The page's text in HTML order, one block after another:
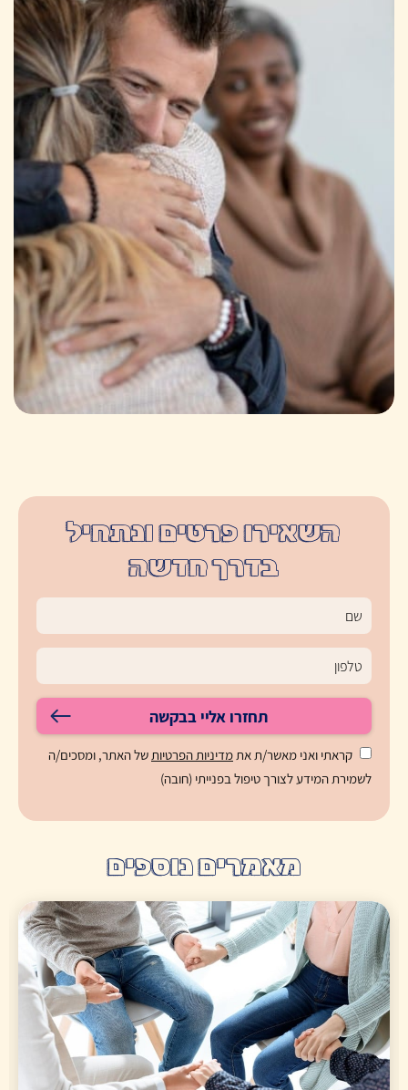
השאירו פרטים ונתחיל
בדרך חדשה
תחזרו אליי בבקשה
קראתי ואני מאשר/ת אתמדיניות הפרטיותשל האתר, ומסכים/ה
לשמירת המידע לצורך טיפול בפנייתי (חובה)
מאמרים נוספים